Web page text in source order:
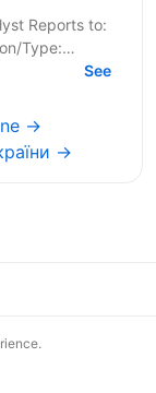
Reports to:
Type:
See
→
→